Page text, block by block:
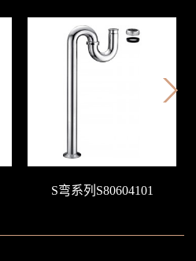
S弯系列S80604101